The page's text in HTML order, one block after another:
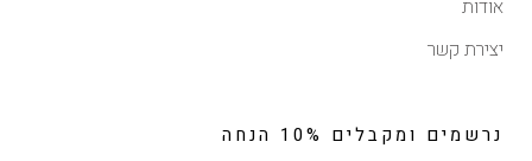
אודות
יצירת קשר
נרשמים ומקבלים 10% הנחה